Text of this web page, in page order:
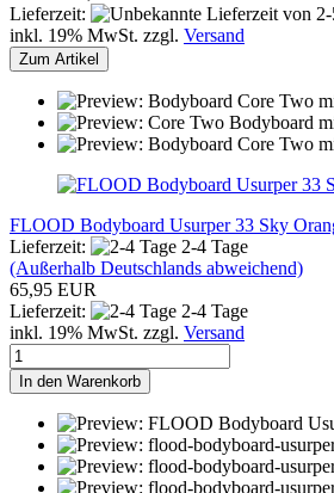
Lieferzeit:
von 2-
inkl. 19% MwSt. zzgl. Versand
Zum Artikel
FLOOD Bodyboard Usurper 33 Sky
Lieferzeit:
2-4 Tage
(Außerhalb Deutschlands abweichend)
65,95 EUR
Lieferzeit:
2-4 Tage
inkl. 19% MwSt. zzgl. Versand
In den Warenkorb